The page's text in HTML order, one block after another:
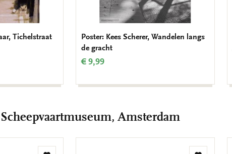
Tichelstraat
Poster: Kees Scherer, Wandelen langs
de gracht
€ 9,99
Amsterdam